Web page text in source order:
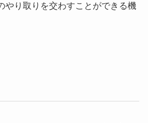
やり取りを交わすことができる機